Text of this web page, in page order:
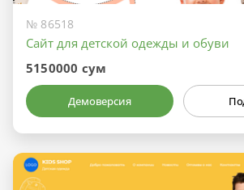
№ 86518
Сайт для детской одежды и обуви
5150000 сум
Демоверсия